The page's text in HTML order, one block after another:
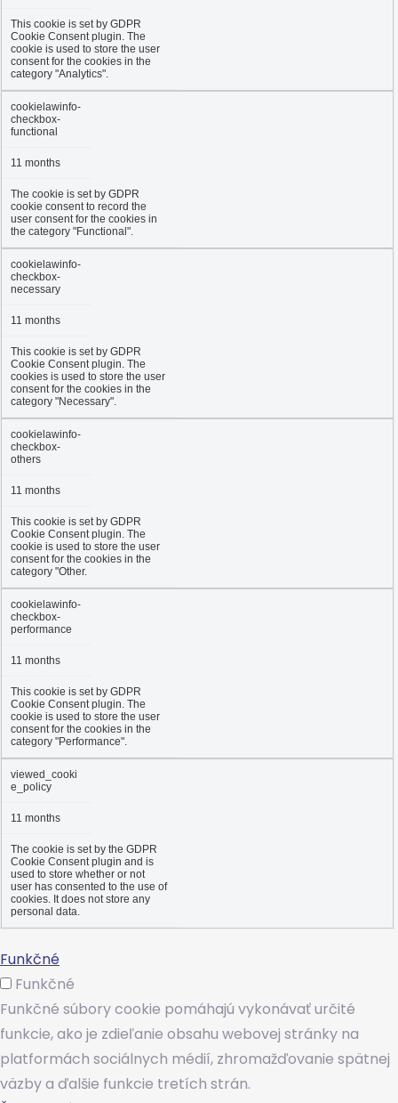
This cookie is set by GDPR
Cookie Consent plugin. The
cookie is used to store the user
consent for the cookies in the
category "Analytics".
cookielawinfo-
checkbox-
functional
11 months
The cookie is set by GDPR
cookie consent to record the
user consent for the cookies in
the category "Functional".
cookielawinfo-
checkbox-
necessary
11 months
This cookie is set by GDPR
Cookie Consent plugin. The
cookies is used to store the user
consent for the cookies in the
category "Necessary".
cookielawinfo-
checkbox-
others
11 months
This cookie is set by GDPR
Cookie Consent plugin. The
cookie is used to store the user
consent for the cookies in the
category "Other.
cookielawinfo-
checkbox-
performance
11 months
This cookie is set by GDPR
Cookie Consent plugin. The
cookie is used to store the user
consent for the cookies in the
category "Performance".
viewed_cooki
e_policy
11 months
The cookie is set by the GDPR
Cookie Consent plugin and is
used to store whether or not
user has consented to the use of
cookies. It does not store any
personal data.
Funkčné
Funkčné
Funkčné súbory cookie pomáhajú vykonávať určité
funkcie, ako je zdieľanie obsahu webovej stránky na
platformách sociálnych médií, zhromažďovanie spätnej
väzby a ďalšie funkcie tretích strán.